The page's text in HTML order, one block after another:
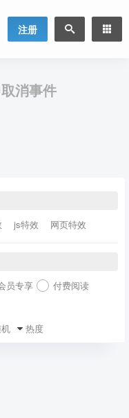
注册
消事件
js特效 网页特效
员专享
付费阅读
热度